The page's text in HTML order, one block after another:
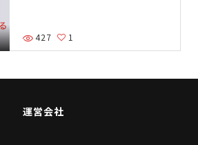
427 1
運営会社